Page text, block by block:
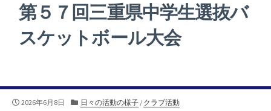
第５７回三重県中学生選抜バ
スケットボール大会
公
2026年6月8日
カ
日々の活動の様子/ クラブ活動